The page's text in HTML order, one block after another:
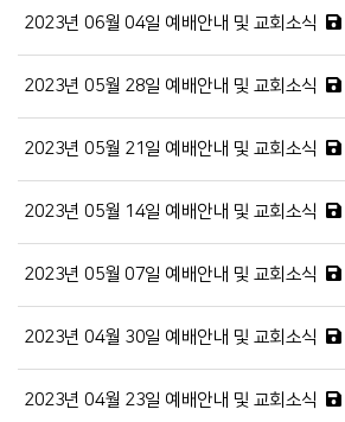
2023년 06월 04일 예배안내 및 교회소식
2023년 05월 28일 예배안내 및 교회소식
2023년 05월 21일 예배안내 및 교회소식
2023년 05월 14일 예배안내 및 교회소식
2023년 05월 07일 예배안내 및 교회소식
2023년 04월 30일 예배안내 및 교회소식
2023년 04월 23일 예배안내 및 교회소식